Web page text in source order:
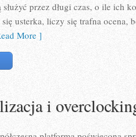
służyć przez długi czas, o ile ich
usterka, liczy się trafna ocena,
More ]
i